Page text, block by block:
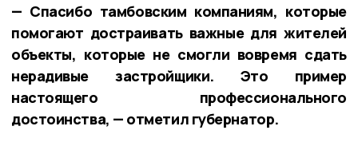
— Спасибо тамбовским компаниям, которые
помогают достраивать важные для жителей
объекты, которые не смогли вовремя сдать
нерадивые застройщики. Это пример
настоящего профессионального
достоинства, — отметил губернатор.